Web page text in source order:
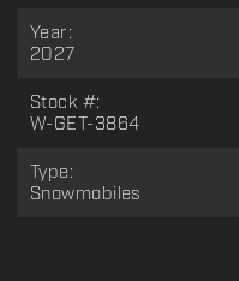
Year:
2027
Stock #:
W-GET-3864
Type:
Snowmobiles